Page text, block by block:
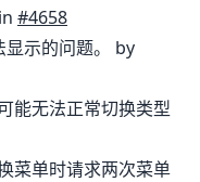
in #4658
示的问题。 by
能无法正常切换类型
菜单时请求两次菜单